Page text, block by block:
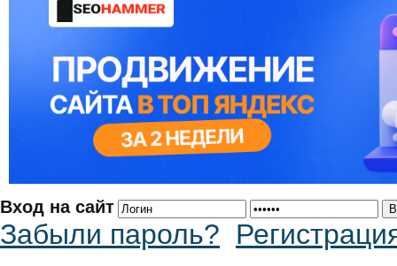
Вход на сайт
Забыли пароль?